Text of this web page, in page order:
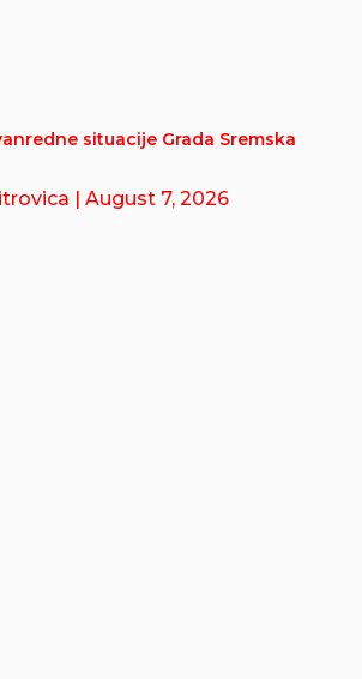
situacije Grada Sremska
| August 7, 2026